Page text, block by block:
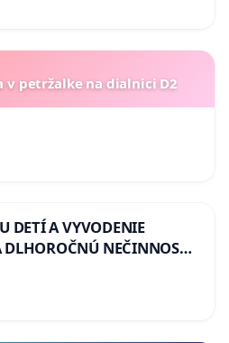
v petržalke na dialnici D2
DETÍ A VYVODENIE
NEČINNOSŤ